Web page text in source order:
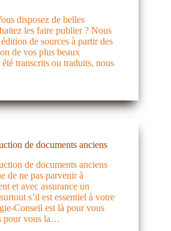
disposez de belles
les faire publier ? Nous
de sources à partir des
de vos plus beaux
transcrits ou traduits, nous
de documents anciens
de documents anciens
de ne pas parvenir à
et avec assurance un
s’il est essentiel à votre
Conseil est là pour vous
pour vous la…